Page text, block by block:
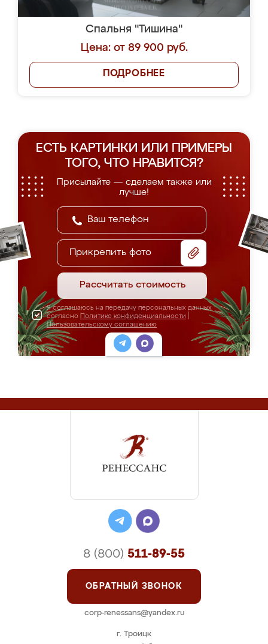
Спальня "Тишина"
Цена: от 89 900 руб.
ПОДРОБНЕЕ
ЕСТЬ КАРТИНКИ ИЛИ ПРИМЕРЫ
ТОГО, ЧТО НРАВИТСЯ?
Присылайте — сделаем также или
лучше!
Прикрепить фото
Рассчитать стоимость
Я соглашаюсь на передачу персональных данных
согласно Политике конфиденциальности
Пользовательскому соглашению
г. Троицк
8 (800) 511-89-55
ОБРАТНЫЙ ЗВОНОК
corp-renessans@yandex.ru